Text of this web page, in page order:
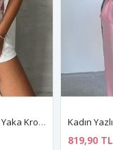
Kadın Yazlık Bisiklet Yaka Kroşata Motifli Güpür Bluz 3D-2340
819,90 TL